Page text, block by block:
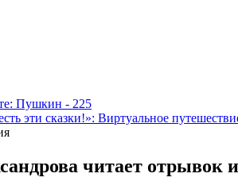
Пушкин - 225
эти сказки!»: Виртуальное
читает отрывок